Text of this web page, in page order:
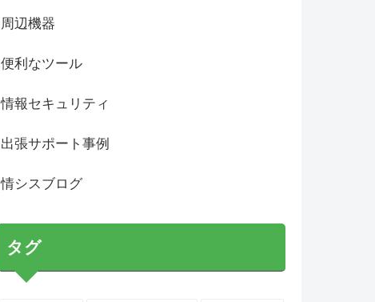
周辺機器
便利なツール
情報セキュリティ
出張サポート事例
情シスブログ
タグ